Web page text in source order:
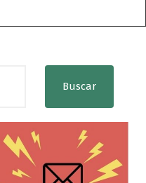
Buscar